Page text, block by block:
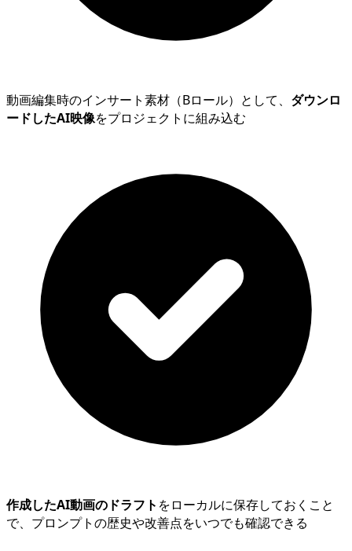
動画編集時のインサート素材（Bロール）として、 ダウンロ
ードしたAI映像をプロジェクトに組み込む
作成したAI動画のドラフト をローカルに保存しておくこと
で、プロンプトの歴史や改善点をいつでも確認できる